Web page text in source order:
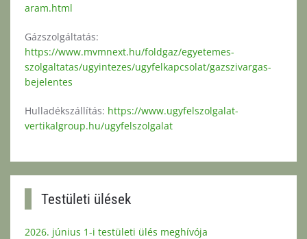
aram.html
Gázszolgáltatás:
https://www.mvmnext.hu/foldgaz/egyetemes-
szolgaltatas/ugyintezes/ugyfelkapcsolat/gazszivargas-
bejelentes
Hulladékszállítás: https://www.ugyfelszolgalat-
vertikalgroup.hu/ugyfelszolgalat
Testületi ülések
2026. június 1-i testületi ülés meghívója